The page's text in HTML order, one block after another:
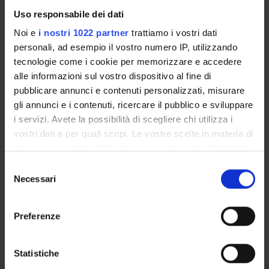
Uso responsabile dei dati
Noi e i nostri 1022 partner trattiamo i vostri dati
personali, ad esempio il vostro numero IP, utilizzando
tecnologie come i cookie per memorizzare e accedere
alle informazioni sul vostro dispositivo al fine di
pubblicare annunci e contenuti personalizzati, misurare
gli annunci e i contenuti, ricercare il pubblico e sviluppare
i servizi. Avete la possibilità di scegliere chi utilizza i
vostri dati e per quali scopi. Le vostre scelte in materia di
modificare o revocare il proprio consenso in qualsiasi
momento dalla Dichiarazione sui cookie o facendo clic
raccogliere informazioni sulla tua posizione
geografica, con un'approssimazione di qualche
delNecessari
Preferenze
Statistiche
Finanziamento:assegnato e gestito dal Dipartimento
PARTECIPANTI AL PROGETTO
Matteo Ballottari
Professore ordinario
Nico Betterle
Personale di spin-off
Biotecnologie vegetali